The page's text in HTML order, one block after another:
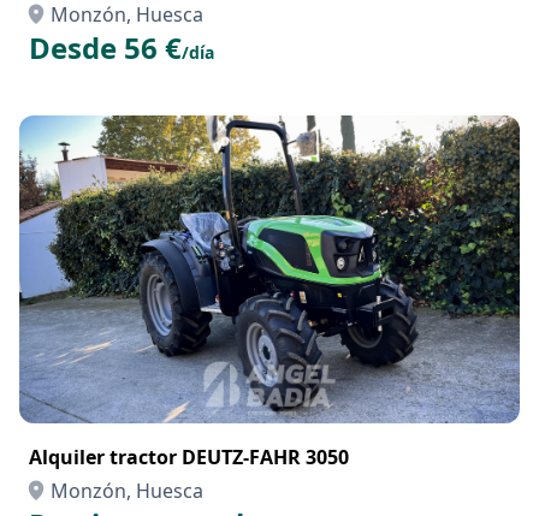
Monzón, Huesca
Desde 56 €/día
Alquiler tractor DEUTZ-FAHR 3050
Monzón, Huesca